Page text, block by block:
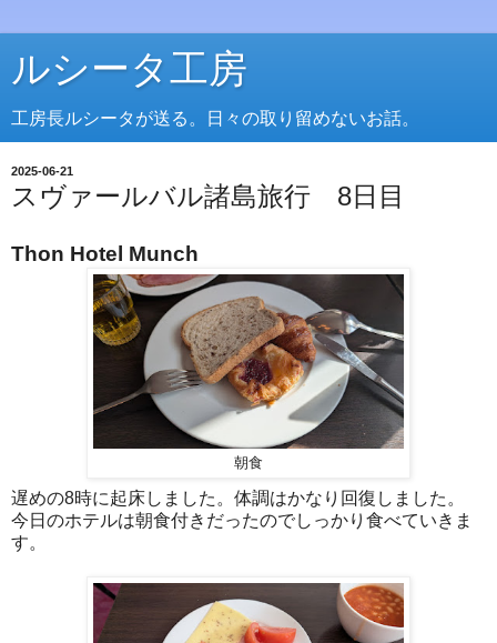
ルシータ工房
工房長ルシータが送る。日々の取り留めないお話。
2025-06-21
スヴァールバル諸島旅行 8日目
Thon Hotel Munch
朝食
遅めの8時に起床しました。体調はかなり回復しました。
今日のホテルは朝食付きだったのでしっかり食べていきま
す。